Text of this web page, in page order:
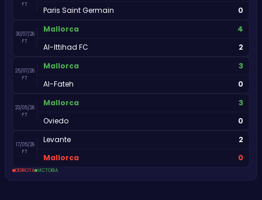
FT
Paris Saint Germain 0
30/07/26
FT
Mallorca 4
Al-Ittihad FC 2
25/07/26
FT
Mallorca 3
Al-Fateh 0
23/05/26
FT
Mallorca 3
Oviedo 0
17/05/26
FT
Levante 2
Mallorca 0
DERROTA VICTORIA